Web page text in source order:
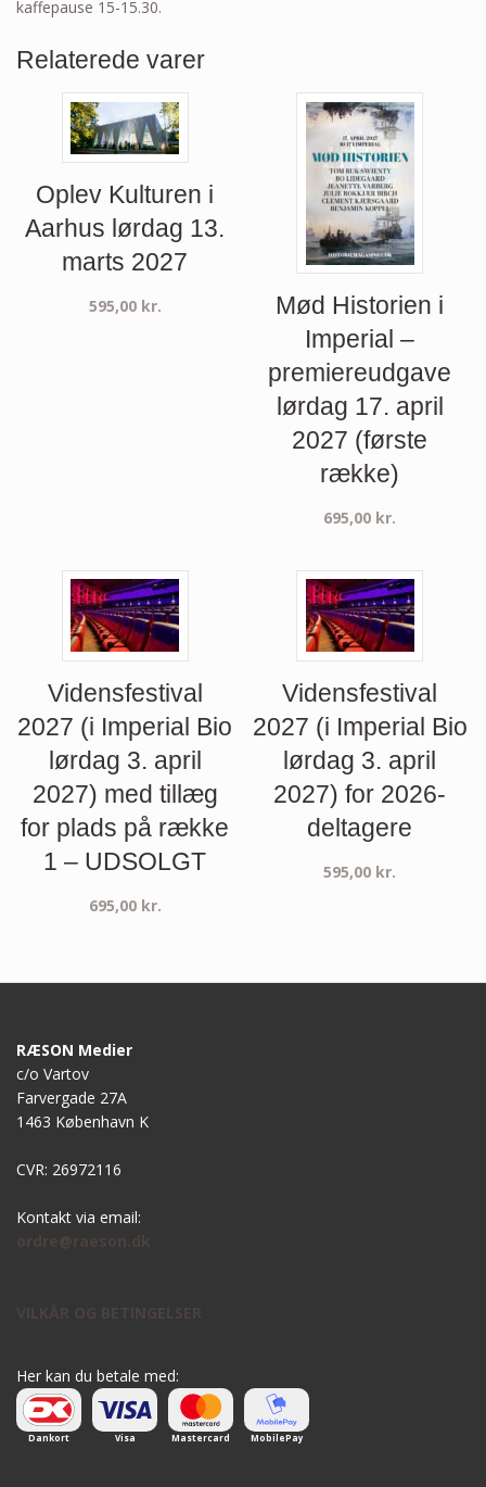
kaffepause 15-15.30.
Relaterede varer
Oplev Kulturen i
Aarhus lørdag 13.
marts 2027
595,00 kr.
Mød Historien i
Imperial –
premiereudgave
lørdag 17. april
2027 (første
række)
695,00 kr.
Vidensfestival
2027 (i Imperial Bio
lørdag 3. april
2027) med tillæg
for plads på række
1 – UDSOLGT
695,00 kr.
Vidensfestival
2027 (i Imperial Bio
lørdag 3. april
2027) for 2026-
deltagere
595,00 kr.
RÆSON Medier
c/o Vartov
Farvergade 27A
1463 København K
CVR: 26972116
Kontakt via email:
ordre@raeson.dk
VILKÅR OG BETINGELSER
Her kan du betale med:
Dankort Visa Mastercard MobilePay